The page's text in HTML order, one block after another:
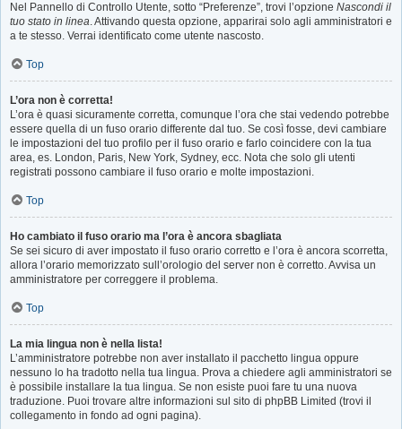
Nel Pannello di Controllo Utente, sotto “Preferenze”, trovi l’opzione Nascondi il
tuo stato in linea. Attivando questa opzione, apparirai solo agli amministratori e
a te stesso. Verrai identificato come utente nascosto.
Top
L’ora non è corretta!
L’ora è quasi sicuramente corretta, comunque l’ora che stai vedendo potrebbe
essere quella di un fuso orario differente dal tuo. Se così fosse, devi cambiare
le impostazioni del tuo profilo per il fuso orario e farlo coincidere con la tua
area, es. London, Paris, New York, Sydney, ecc. Nota che solo gli utenti
registrati possono cambiare il fuso orario e molte impostazioni.
Top
Ho cambiato il fuso orario ma l’ora è ancora sbagliata
Se sei sicuro di aver impostato il fuso orario corretto e l’ora è ancora scorretta,
allora l’orario memorizzato sull’orologio del server non è corretto. Avvisa un
amministratore per correggere il problema.
Top
La mia lingua non è nella lista!
L’amministratore potrebbe non aver installato il pacchetto lingua oppure
nessuno lo ha tradotto nella tua lingua. Prova a chiedere agli amministratori se
è possibile installare la tua lingua. Se non esiste puoi fare tu una nuova
traduzione. Puoi trovare altre informazioni sul sito di phpBB Limited (trovi il
collegamento in fondo ad ogni pagina).